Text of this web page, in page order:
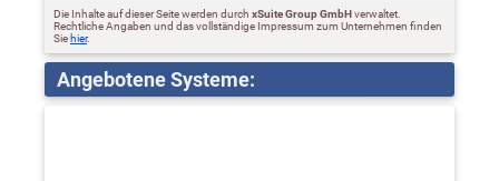
Die Inhalte auf dieser Seite werden durch xSuite Group GmbHverwaltet.
Rechtliche Angaben und das vollständige Impressum zum Unternehmen finden
Sie hier.
Angebotene Systeme: